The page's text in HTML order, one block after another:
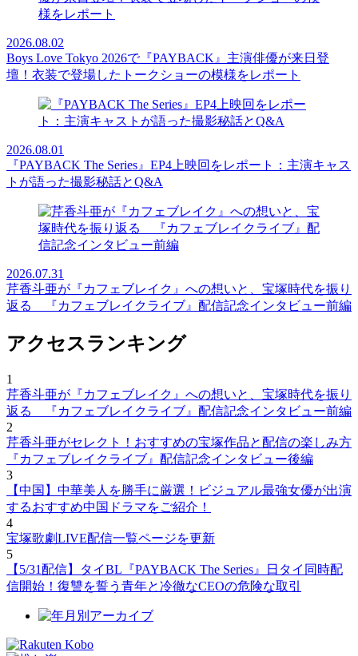
2026.08.02
Boys Love Tokyo 2026で『PAYBACK』主演俳優が来日登
壇！衣装で登場したトークショーの模様をレポート
2026.08.01
『PAYBACK The Series』EP4上映回をレポート：主演キャス
トが語った撮影秘話とQ&A
2026.07.31
芹香斗亜が『カフェブレイク』への想いと、宝塚時代を振り
返る 『カフェブレイクライブ』配信記念インタビュー前編
アクセスランキング
1
芹香斗亜が『カフェブレイク』への想いと、宝塚時代を振り
返る 『カフェブレイクライブ』配信記念インタビュー前編
2
芹香斗亜がセレクト！おすすめの宝塚作品と配信の楽しみ方
『カフェブレイクライブ』配信記念インタビュー後編
3
【中国】中華美人を勝手に厳選！ビジュアル最強女優が出演
するおすすめ中国ドラマをご紹介！
4
宝塚歌劇LIVE配信一覧ページを更新
5
【5/31配信】タイBL『PAYBACK The Series』日タイ同時配
信開始！復讐を誓う青年と冷徹なCEOの危険な取引